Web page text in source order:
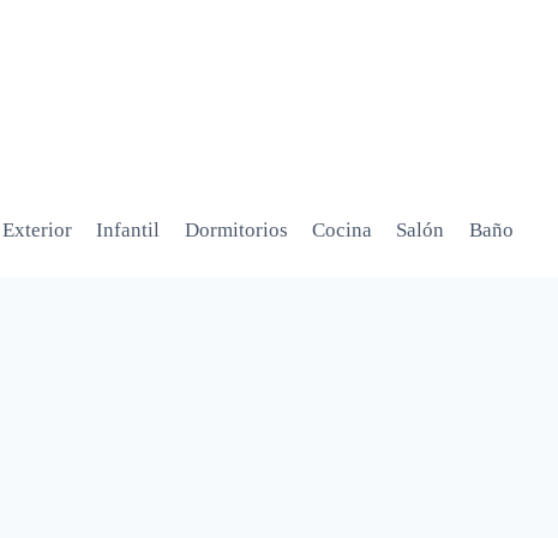
Exterior Infantil Dormitorios Cocina Salón Baño